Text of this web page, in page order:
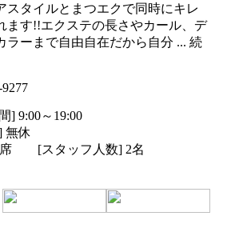
スタイルとまつエクで同時にキレ
ます!!エクステの長さやカール、デ
ラーまで自由自在だから自分 ... 続
] 9:00～19:00
無休
席 [スタッフ人数] 2名